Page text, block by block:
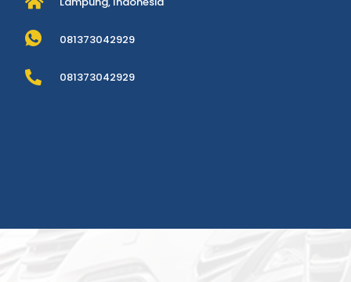
081373042929
081373042929